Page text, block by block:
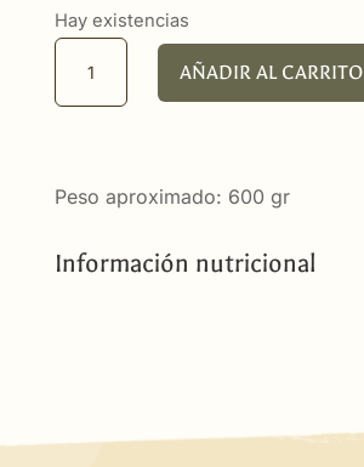
Hay existencias
cuña
AÑADIR AL CARRITO
Peso aproximado: 600 gr
Información nutricional